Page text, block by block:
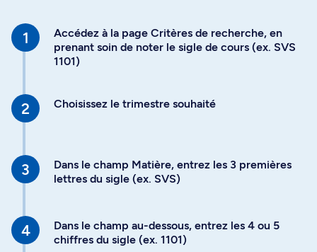
Accédez à la page Critères de recherche, en
prenant soin de noter le sigle de cours (ex. SVS
1101)
Choisissez le trimestre souhaité
Dans le champ Matière, entrez les 3 premières
lettres du sigle (ex. SVS)
Dans le champ au-dessous, entrez les 4 ou 5
chiffres du sigle (ex. 1101)